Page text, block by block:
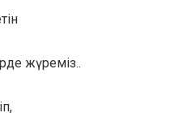
жүреміз..